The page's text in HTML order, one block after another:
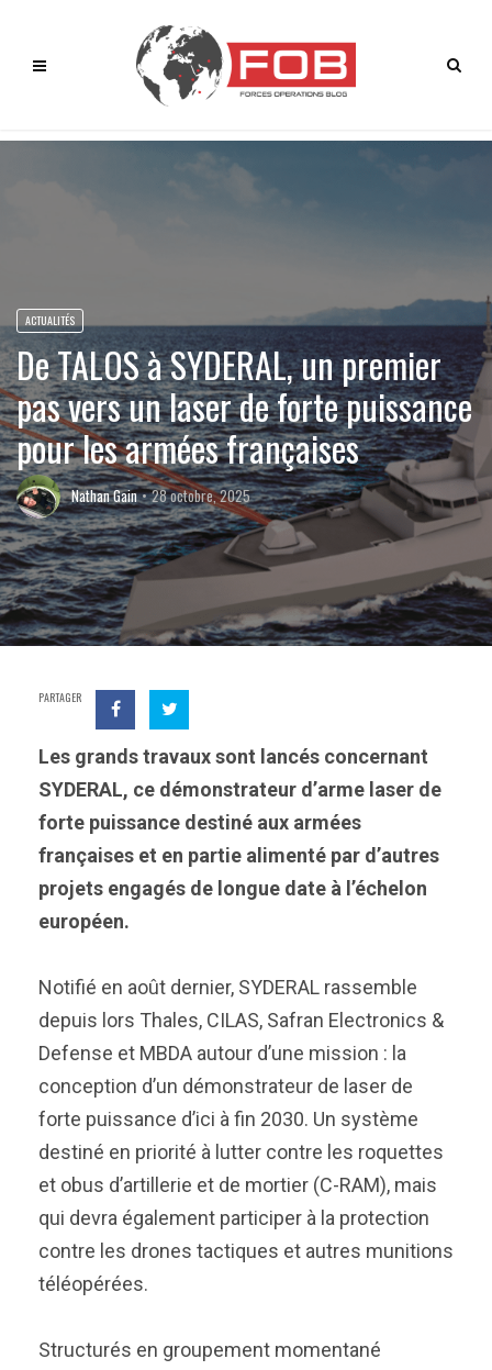
ACTUALITÉS
De TALOS à SYDERAL, un premier
pas vers un laser de forte puissance
pour les armées françaises
Nathan Gain 28 octobre, 2025
PARTAGER
Les grands travaux sont lancés concernant
SYDERAL, ce démonstrateur d’arme laser de
forte puissance destiné aux armées
françaises et en partie alimenté par d’autres
projets engagés de longue date à l’échelon
européen.
Notifié en août dernier, SYDERAL rassemble
depuis lors Thales, CILAS, Safran Electronics &
Defense et MBDA autour d’une mission : la
conception d’un démonstrateur de laser de
forte puissance d’ici à fin 2030. Un système
destiné en priorité à lutter contre les roquettes
et obus d’artillerie et de mortier (C-RAM), mais
qui devra également participer à la protection
contre les drones tactiques et autres munitions
téléopérées.
Structurés en groupement momentané